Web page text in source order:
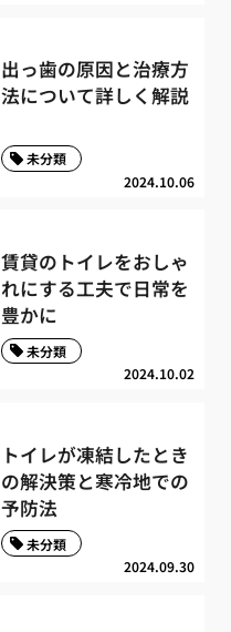
出っ歯の原因と治療方
法について詳しく解説
2024.10.06
未分類
賃貸のトイレをおしゃ
れにする工夫で日常を
豊かに
2024.10.02
未分類
トイレが凍結したとき
の解決策と寒冷地での
予防法
2024.09.30
未分類